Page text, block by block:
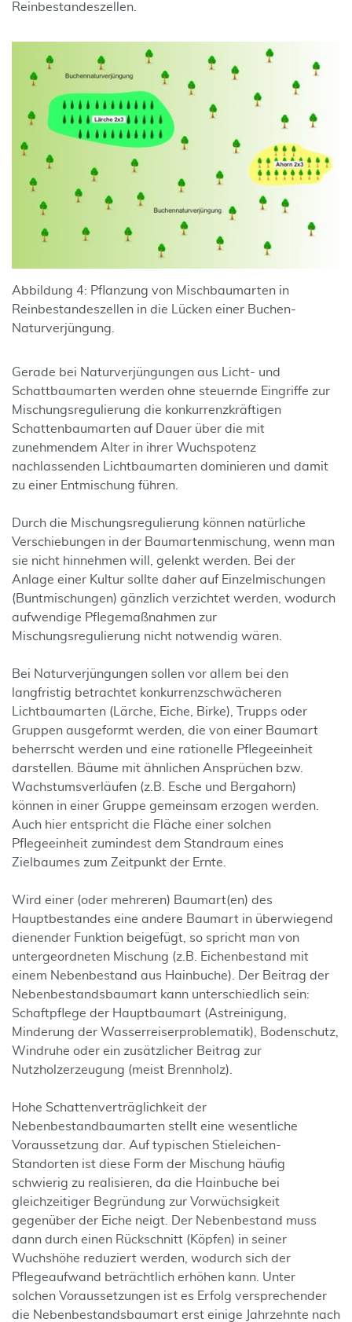
Reinbestandeszellen.
Abbildung 4: Pflanzung von Mischbaumarten in
Reinbestandeszellen in die Lücken einer Buchen-
Naturverjüngung.
Gerade bei Naturverjüngungen aus Licht- und
Schattbaumarten werden ohne steuernde Eingriffe zur
Mischungsregulierung die konkurrenzkräftigen
Schattenbaumarten auf Dauer über die mit
zunehmendem Alter in ihrer Wuchspotenz
nachlassenden Lichtbaumarten dominieren und damit
zu einer Entmischung führen.
Durch die Mischungsregulierung können natürliche
Verschiebungen in der Baumartenmischung, wenn man
sie nicht hinnehmen will, gelenkt werden. Bei der
Anlage einer Kultur sollte daher auf Einzelmischungen
(Buntmischungen) gänzlich verzichtet werden, wodurch
aufwendige Pflegemaßnahmen zur
Mischungsregulierung nicht notwendig wären.
Bei Naturverjüngungen sollen vor allem bei den
langfristig betrachtet konkurrenzschwächeren
Lichtbaumarten (Lärche, Eiche, Birke), Trupps oder
Gruppen ausgeformt werden, die von einer Baumart
beherrscht werden und eine rationelle Pflegeeinheit
darstellen. Bäume mit ähnlichen Ansprüchen bzw.
Wachstumsverläufen (z.B. Esche und Bergahorn)
können in einer Gruppe gemeinsam erzogen werden.
Auch hier entspricht die Fläche einer solchen
Pflegeeinheit zumindest dem Standraum eines
Zielbaumes zum Zeitpunkt der Ernte.
Wird einer (oder mehreren) Baumart(en) des
Hauptbestandes eine andere Baumart in überwiegend
dienender Funktion beigefügt, so spricht man von
untergeordneten Mischung (z.B. Eichenbestand mit
einem Nebenbestand aus Hainbuche). Der Beitrag der
Nebenbestandsbaumart kann unterschiedlich sein:
Schaftpflege der Hauptbaumart (Astreinigung,
Minderung der Wasserreiserproblematik), Bodenschutz,
Windruhe oder ein zusätzlicher Beitrag zur
Nutzholzerzeugung (meist Brennholz).
Hohe Schattenverträglichkeit der
Nebenbestandbaumarten stellt eine wesentliche
Voraussetzung dar. Auf typischen Stieleichen-
Standorten ist diese Form der Mischung häufig
schwierig zu realisieren, da die Hainbuche bei
gleichzeitiger Begründung zur Vorwüchsigkeit
gegenüber der Eiche neigt. Der Nebenbestand muss
dann durch einen Rückschnitt (Köpfen) in seiner
Wuchshöhe reduziert werden, wodurch sich der
Pflegeaufwand beträchtlich erhöhen kann. Unter
solchen Voraussetzungen ist es Erfolg versprechender
die Nebenbestandsbaumart erst einige Jahrzehnte nach